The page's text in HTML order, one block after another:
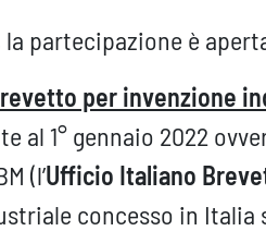
partecipazione è
per invenzione
al 1° gennaio 2022
(l’Ufficio Italiano
concesso in Italia